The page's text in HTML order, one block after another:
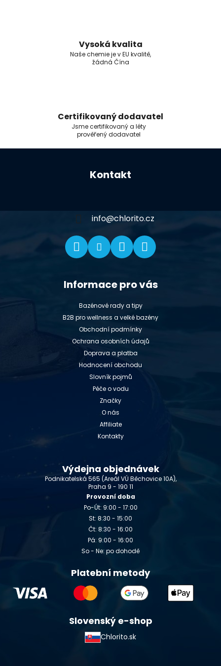
Vysoká kvalita
Naše chemie je v EU kvalitě,
žádná Čína
Certifikovaný dodavatel
Jsme certifikovaný a léty
prověřený dodavatel
Kontakt
info@chlorito.cz
Informace pro vás
Bazénové rady a tipy
B2B pro wellness a velké bazény
Obchodní podmínky
Ochrana osobních údajů
Doprava a platba
Hodnocení obchodu
Slovník pojmů
Péče o vodu
Značky
O nás
Affiliate
Kontakty
Výdejna objednávek
Podnikatelská 565 (Areál VÚ Běchovice 10A),
Praha 9 - 190 11
Provozní doba
Po-Út: 9:00 - 17:00
St: 8:30 - 15:00
Čt: 8:30 - 16:00
Pá: 9:00 - 16:00
So - Ne: po dohodě
Platební metody
Slovenský e-shop
Chlorito.sk